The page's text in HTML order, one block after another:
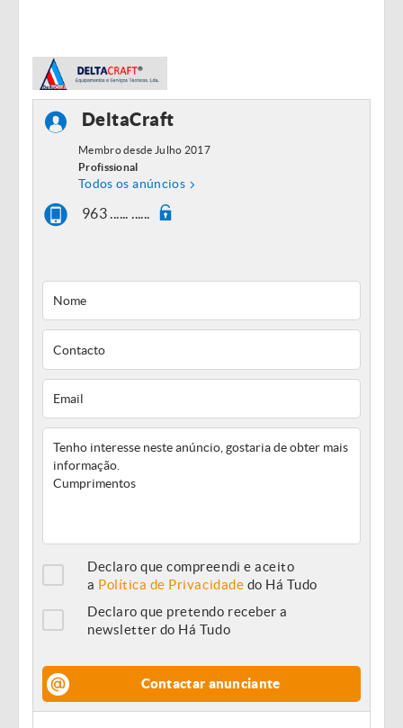
DeltaCraft
Membro desde Julho 2017
Profissional
Todos os anúncios
963 ...... ......
Declaro que compreendi e aceito
a Política de Privacidade do Há Tudo
Declaro que pretendo receber a
newsletter do Há Tudo
Contactar anunciante